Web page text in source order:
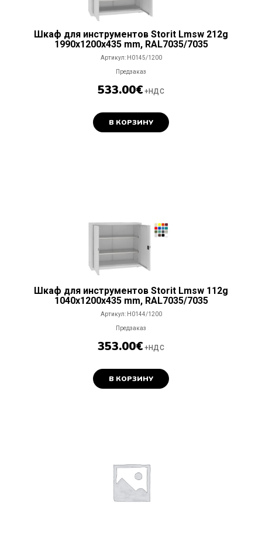
Шкаф для инструментов Storit Lmsw 212g
1990x1200x435 mm, RAL7035/7035
Артикул: H0145/1200
Предзаказ
533.00€ +НДС
В КОРЗИНУ
Шкаф для инструментов Storit Lmsw 112g
1040x1200x435 mm, RAL7035/7035
Артикул: H0144/1200
Предзаказ
353.00€ +НДС
В КОРЗИНУ